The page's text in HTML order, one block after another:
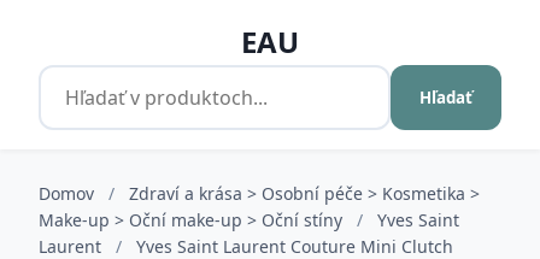
EAU
Hľadať
Domov /
Zdraví a krása > Osobní péče > Kosmetika >
Make-up > Oční make-up > Oční stíny
/
Yves Saint
Laurent
/
Yves Saint Laurent Couture Mini Clutch